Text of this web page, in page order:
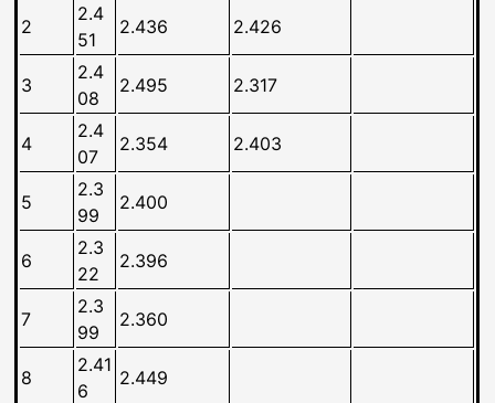
2
2.4
51
2.436 2.426
3
2.4
08
2.495 2.317
4
2.4
07
2.354 2.403
5
2.3
99
2.400
6
2.3
22
2.396
7
2.3
99
2.360
8
2.41
6
2.449